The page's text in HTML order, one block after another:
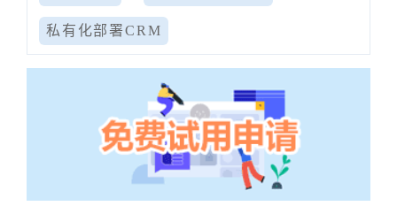
私有化部署CRM